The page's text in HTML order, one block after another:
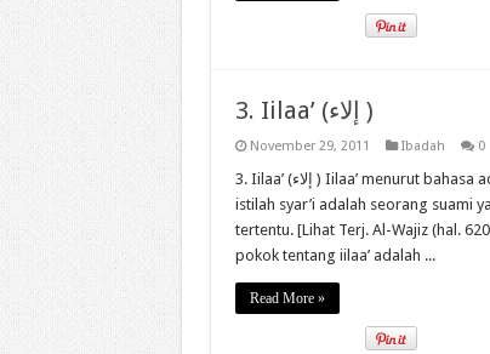
3. Iilaa’ (إلاء )
November 29, 2011 Ibadah 0
3. Iilaa’ (إلاء ) Iilaa’ menurut bahasa adalah bersumpah melarang diri dari sesuatu hal. Sedangkan menurut
istilah syar’i adalah seorang suami
tertentu. [Lihat Terj. Al-Wajiz (hal.
pokok tentang iilaa’ adalah ...
Read More »